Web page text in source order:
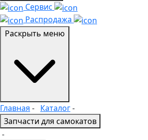
Сервис
Распродажа
Главная - Каталог-
Запчасти для самокатов
-